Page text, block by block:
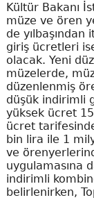
Kültür Bakanı
müze ve ören
de
giriş ücretleri
olacak. Yeni
müzelerde,
düzenlenmiş
düşük indirimli
yüksek ücret
ücret
bin lira ile 1
ve
uygulamasına
indirimli
belirlenirken,